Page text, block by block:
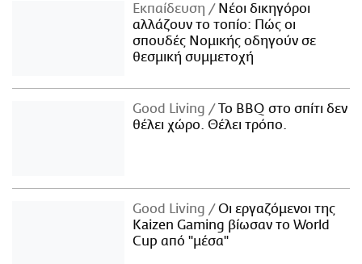
Εκπαίδευση
Νέοι δικηγόροι
αλλάζουν το τοπίο: Πώς οι
σπουδές Νομικής οδηγούν σε
θεσμική συμμετοχή
Good Living
Το BBQ στο σπίτι δεν
θέλει χώρο. Θέλει τρόπο.
Good Living
Οι εργαζόμενοι της
Kaizen Gaming βίωσαν το World
Cup από "μέσα"